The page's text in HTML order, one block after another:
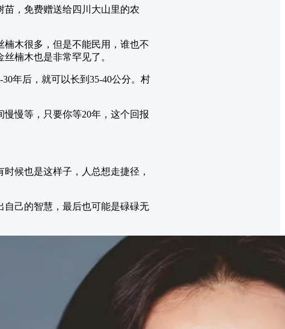
，免费赠送给四川大山里的农
木很多，但是不能民用，谁也不
楠木也是非常罕见了。
年后，就可以长到35-40公分。村
慢等，只要你等20年，这个回报
候也是这样子，人总想走捷径，
己的智慧，最后也可能是碌碌无